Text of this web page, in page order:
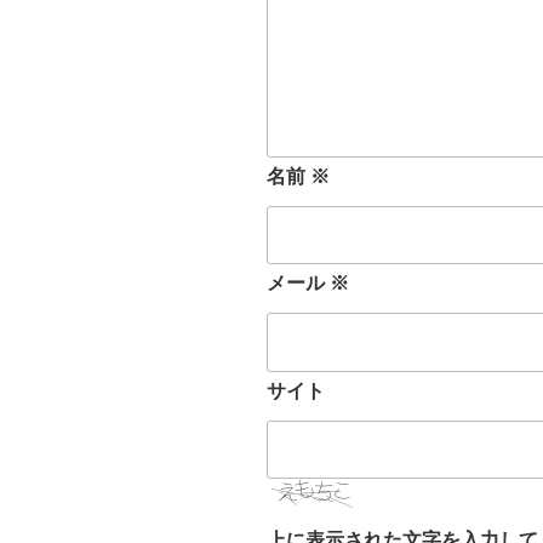
名前 ※
メール ※
サイト